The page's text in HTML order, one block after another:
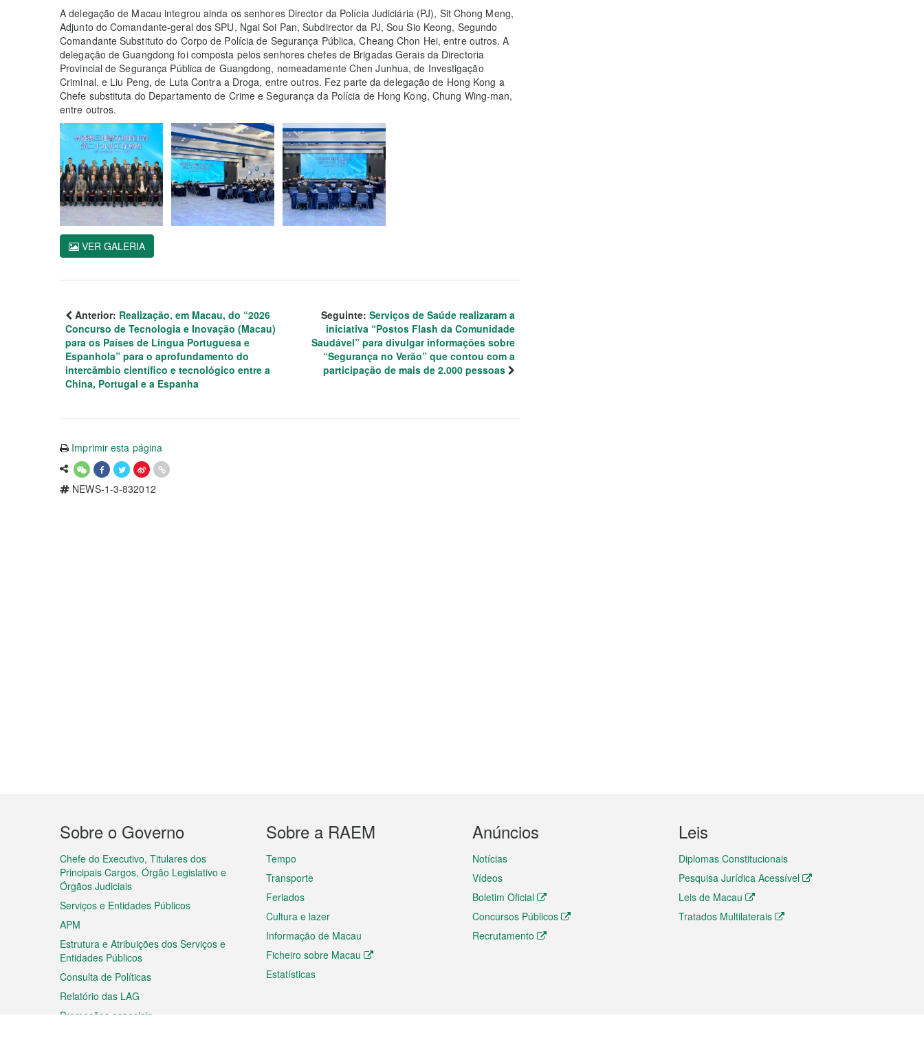
A delegação de Macau integrou ainda os senhores Director da Polícia Judiciária (PJ), Sit Chong Meng,
Adjunto do Comandante-geral dos SPU, Ngai Soi Pan, Subdirector da PJ, Sou Sio Keong, Segundo
Comandante Substituto do Corpo de Polícia de Segurança Pública, Cheang Chon Hei, entre outros. A
delegação de Guangdong foi composta pelos senhores chefes de Brigadas Gerais da Directoria
Provincial de Segurança Pública de Guangdong, nomeadamente Chen Junhua, de Investigação
Criminal, e Liu Peng, de Luta Contra a Droga, entre outros. Fez parte da delegação de Hong Kong a
Chefe substituta do Departamento de Crime e Segurança da Polícia de Hong Kong, Chung Wing-man,
entre outros.
VER GALERIA
Anterior: Realização, em Macau, do “2026
Concurso de Tecnologia e Inovação (Macau)
para os Países de Língua Portuguesa e
Espanhola” para o aprofundamento do
intercâmbio científico e tecnológico entre a
China, Portugal e a Espanha
Seguinte: Serviços de Saúde realizaram a
iniciativa “Postos Flash da Comunidade
Saudável” para divulgar informações sobre
“Segurança no Verão” que contou com a
participação de mais de 2.000 pessoas
Imprimir esta página
NEWS-1-3-832012
Menu
do
rodapé
Sobre o Governo
Chefe do Executivo, Titulares dos
Principais Cargos, Órgão Legislativo e
Órgãos Judiciais
Serviços e Entidades Públicos
APM
Estrutura e Atribuições dos Serviços e
Entidades Públicos
Consulta de Políticas
Relatório das LAG
Promoções especiais
Sobre a RAEM
Tempo
Transporte
Feriados
Cultura e lazer
Informação de Macau
Ficheiro sobre Macau
Estatísticas
Anúncios
Notícias
Vídeos
Boletim Oficial
Concursos Públicos
Recrutamento
Leis
Diplomas Constitucionais
Pesquisa Jurídica Acessível
Leis de Macau
Tratados Multilaterais